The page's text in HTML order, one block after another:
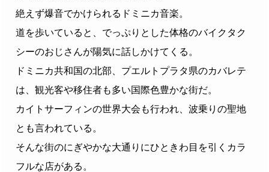
絶えず爆音でかけられるドミニカ音楽。
道を歩いていると、でっぷりとした体格のバイクタク
シーのおじさんが陽気に話しかけてくる。
ドミニカ共和国の北部、プエルトプラタ県のカバレテ
は、観光客や移住者も多い国際色豊かな街だ。
カイトサーフィンの世界大会も行われ、波乗りの聖地
とも言われている。
そんな街のにぎやかな大通りにひときわ目を引くカラ
フルな店がある。